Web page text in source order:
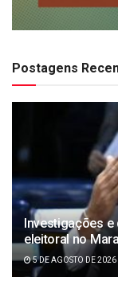
Postagens
Investigações
eleitoral no
5 DE AGOSTO DE 2026